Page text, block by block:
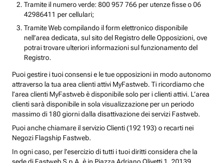
Tramite il numero verde: 800 957 766 per utenze fisse o 06
42986411 per cellulari;
Tramite Web compilando il form elettronico disponibile
nell’area dedicata, sul sito del Registro delle Opposizioni, ove
potrai trovare ulteriori informazioni sul funzionamento del
Registro.
Puoi gestire i tuoi consensi e le tue opposizioni in modo autonomo
attraverso la tua area clienti attivi MyFastweb. Ti ricordiamo che
l’area clienti MyFastweb è disponibile solo per i clienti attivi. L’area
clienti sarà disponibile in sola visualizzazione per un periodo
massimo di 180 giorni dalla disattivazione dei servizi Fastweb.
Puoi anche chiamare il servizio Clienti (192 193) o recarti nei
Negozi Flagship Fastweb.
In ogni caso, per l’esercizio di tutti i tuoi diritti considera che la